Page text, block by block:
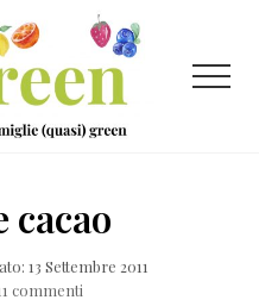
Menu
cacao
13 Settembre 2011
commenti